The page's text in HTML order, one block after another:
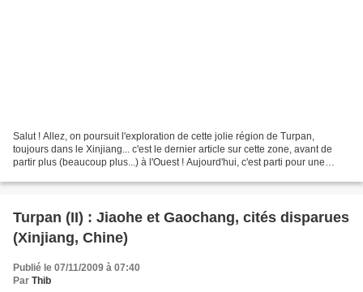
Salut ! Allez, on poursuit l'exploration de cette jolie région de Turpan,
toujours dans le Xinjiang... c'est le dernier article sur cette zone, avant de
partir plus (beaucoup plus...) à l'Ouest ! Aujourd'hui, c'est parti pour une
Turpan (II) : Jiaohe et Gaochang, cités disparues
(Xinjiang, Chine)
Publié le 07/11/2009 à 07:40
Par Thib